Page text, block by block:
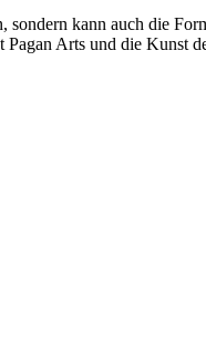
sondern kann auch die
Arts und die Kunst